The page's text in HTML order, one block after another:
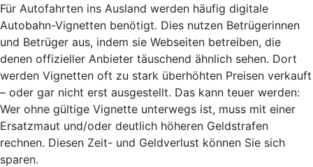
Für Autofahrten ins Ausland werden häufig digitale
Autobahn-Vignetten benötigt. Dies nutzen Betrügerinnen
und Betrüger aus, indem sie Webseiten betreiben, die
denen offizieller Anbieter täuschend ähnlich sehen. Dort
werden Vignetten oft zu stark überhöhten Preisen verkauft
– oder gar nicht erst ausgestellt. Das kann teuer werden:
Wer ohne gültige Vignette unterwegs ist, muss mit einer
Ersatzmaut und/oder deutlich höheren Geldstrafen
rechnen. Diesen Zeit- und Geldverlust können Sie sich
sparen.